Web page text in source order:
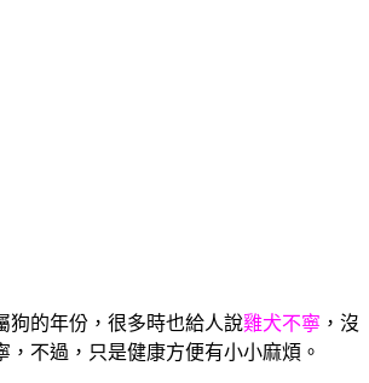
狗的年份，很多時也給人說雞犬不寧 ，沒
，不過，只是健康方便有小小麻煩。